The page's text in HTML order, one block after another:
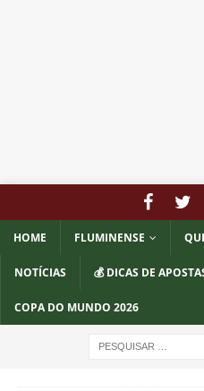
HOME FLUMINENSE
NOTÍCIAS 💰 DICAS DE
COPA DO MUNDO 2026